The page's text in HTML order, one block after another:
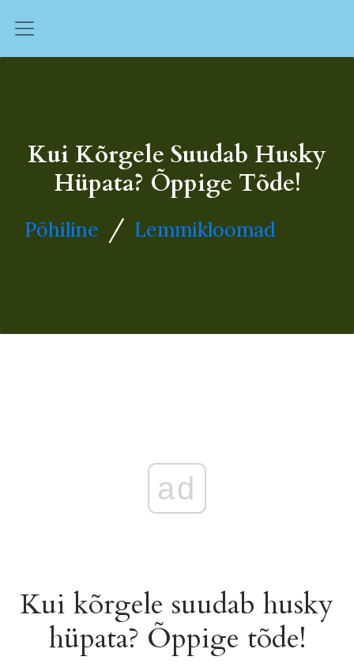
Kui Kõrgele Suudab Husky
Hüpata? Õppige Tõde!
Põhiline / Lemmikloomad
ad
Kui kõrgele suudab husky
hüpata? Õppige tõde!